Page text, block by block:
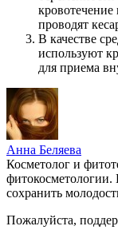
проводят
В качестве
используют
для приема
Анна Беляева
Косметолог и
фитокосметологии.
сохранить
Пожалуйста,